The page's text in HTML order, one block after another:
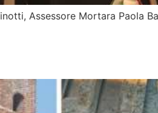
Assessore Mortara Paola